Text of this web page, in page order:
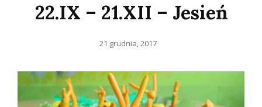
22.IX – 21.XII – Jesień
Posted
21 grudnia, 2017